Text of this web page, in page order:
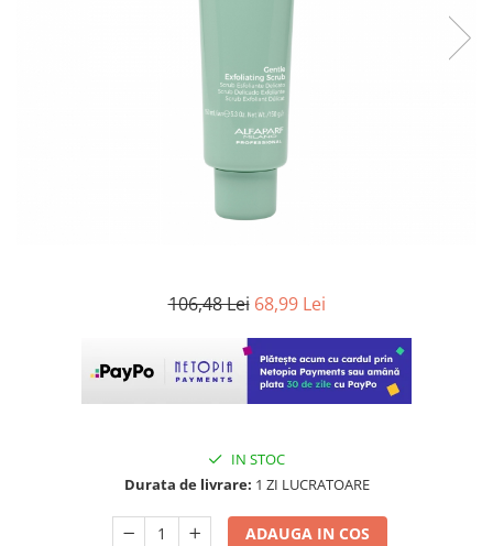
106,48 Lei 68,99 Lei
IN STOC
Durata de livrare: 1 ZI LUCRATOARE
ADAUGA IN COS